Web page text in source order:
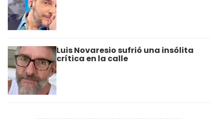
Luis Novaresio sufrió una insólita
crítica en la calle